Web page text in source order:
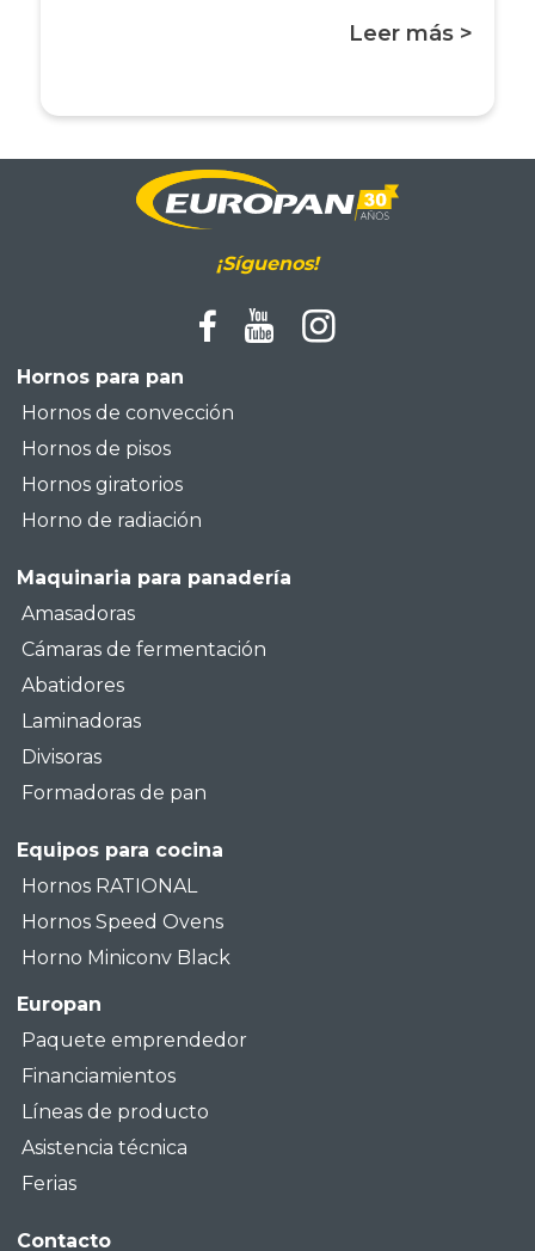
Leer más >
¡Síguenos!
Hornos para pan
Hornos de convección
Hornos de pisos
Hornos giratorios
Horno de radiación
Maquinaria para panadería
Amasadoras
Cámaras de fermentación
Abatidores
Laminadoras
Divisoras
Formadoras de pan
Equipos para cocina
Hornos RATIONAL
Hornos Speed Ovens
Horno Miniconv Black
Europan
Paquete emprendedor
Financiamientos
Líneas de producto
Asistencia técnica
Ferias
Contacto